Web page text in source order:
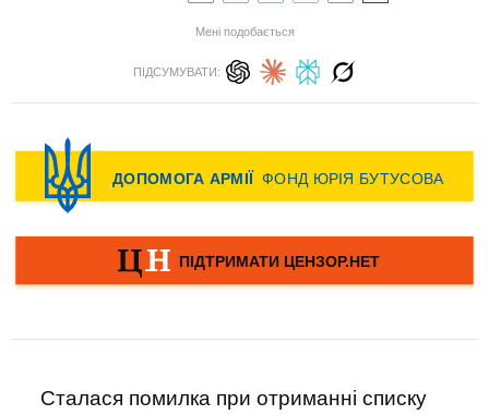
Мені подобається
ПІДСУМУВАТИ:
Сталася помилка при отриманні списку